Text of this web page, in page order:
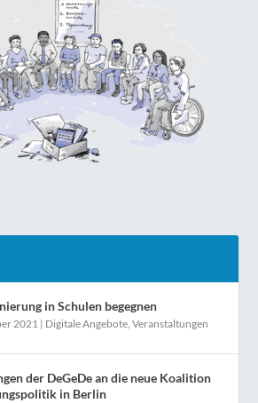
in Schulen begegnen
2021| Digitale Angebote,Veranstaltungen
der DeGeDe an die neue Koalition
in Berlin